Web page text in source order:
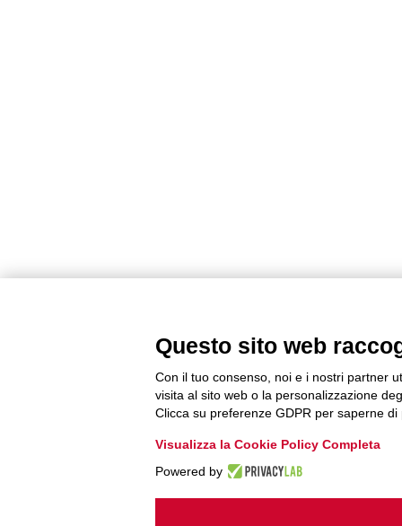
Questo sito web
Con il tuo consenso, noi e i nostri partner
visita al sito web o la personalizzazione
Clicca su preferenze GDPR per saperne di
Visualizza la Cookie Policy Completa
Powered by